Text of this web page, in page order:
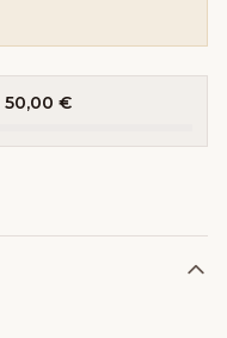
50,00 €